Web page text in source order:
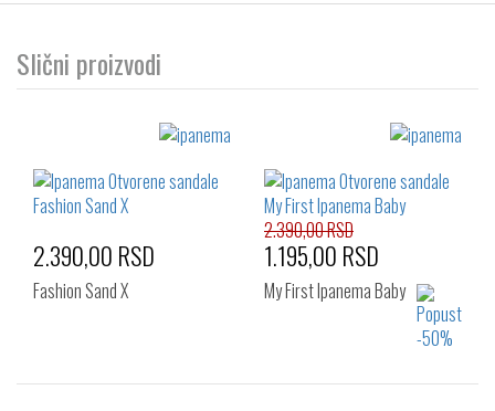
Slični proizvodi
2.390,00 RSD
Fashion Sand X
2.390,00 RSD
1.195,00 RSD
My First Ipanema Baby